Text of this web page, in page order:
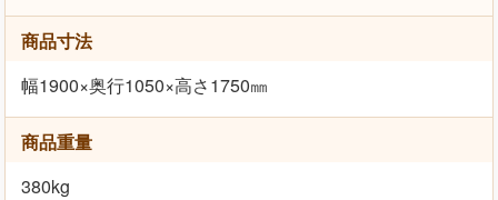
商品寸法
幅1900×奥行1050×高さ1750㎜
商品重量
380kg